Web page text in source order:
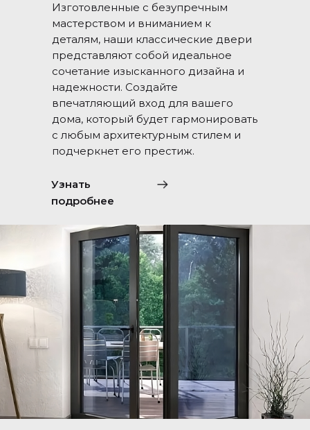
Изготовленные с безупречным
мастерством и вниманием к
деталям, наши классические двери
представляют собой идеальное
сочетание изысканного дизайна и
надежности. Создайте
впечатляющий вход для вашего
дома, который будет гармонировать
с любым архитектурным стилем и
подчеркнет его престиж.
Узнать
подробнее